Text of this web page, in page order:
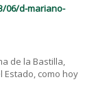
06/d-mariano-
de la Bastilla,
como hoy